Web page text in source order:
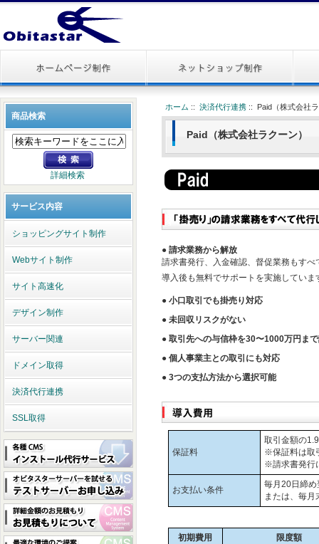
商品検索
詳細検索
サービス内容
ショッピングサイト制作
Webサイト制作
サイト高速化
デザイン制作
サーバー関連
ドメイン取得
決済代行連携
SSL取得
ホーム ::決済代行連携 :: Paid（株式会社
Paid（株式会社ラクーン）
● 請求業務から解放
請求書発行、入金確認、督促業務もす
導入後も無料でサポートを実施していま
● 小口取引でも掛売り対応
● 未回収リスクがない
● 取引先への与信枠を30〜1000万円ま
● 個人事業主との取引にも対応
● 3つの支払方法から選択可能
保証料
取引金額の
※保証料は取
※請求書発行
お支払い条件
毎月20日締
または、毎月
初期費用 限度額